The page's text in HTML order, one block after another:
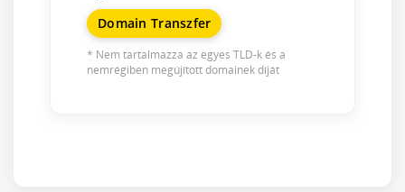
Domain Transzfer
* Nem tartalmazza az egyes TLD-k és a
nemrégiben megújított domainek díját